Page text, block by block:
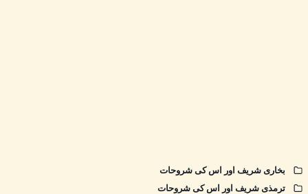
بخاری شریف اور اس کی شروحات
ترمذی شریف اور اس کی شروحات